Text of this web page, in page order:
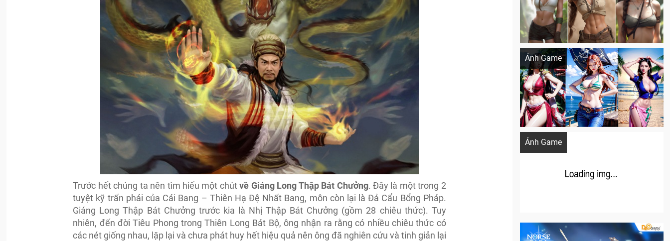
Trước hết chúng ta nên tìm hiểu một chútvề Giáng Long Thập Bát Chưởng. Đây là một trong 2
tuyệt kỹ trấn phái của Cái Bang – Thiên Hạ Đệ Nhất Bang, môn còn lại là Đả Cẩu Bổng Pháp.
Giáng Long Thập Bát Chưởng trước kia là Nhị Thập Bát Chưởng (gồm 28 chiêu thức). Tuy
nhiên, đến đời Tiêu Phong trong Thiên Long Bát Bộ, ông nhận ra rằng có nhiều chiêu thức có
các nét giống nhau, lặp lại và chưa phát huy hết hiệu quả nên ông đã nghiên cứu và tinh giản lại
Ảnh Game
Khi AI Cosplay gái đẹp One Piece
Ảnh Game
Cosplay Xiangling siêu cute